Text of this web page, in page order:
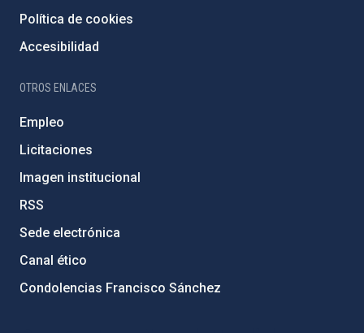
Política de cookies
Accesibilidad
OTROS ENLACES
Empleo
Licitaciones
Imagen institucional
RSS
Sede electrónica
Canal ético
Condolencias Francisco Sánchez